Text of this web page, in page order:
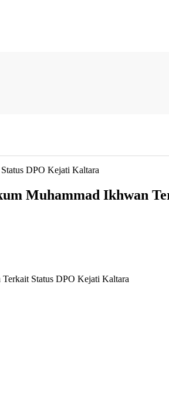
DPO Kejati Kaltara
Muhammad Ikhwan
Status DPO Kejati Kaltara